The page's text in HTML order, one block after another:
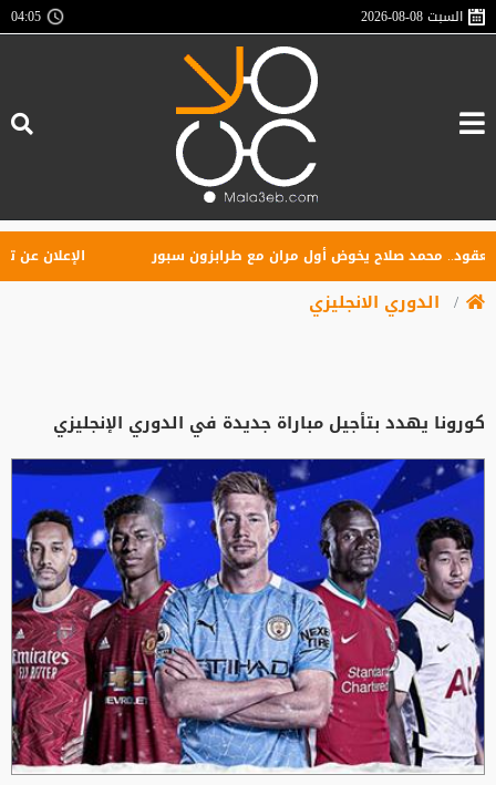
السبت2026-08-08
04:05
محمد صلاح يخوض أول مران مع طرابزون سبور الإعلان عن
الدوري الانجليزي
كورونا يهدد بتأجيل مباراة جديدة في الدوري الإنجليزي